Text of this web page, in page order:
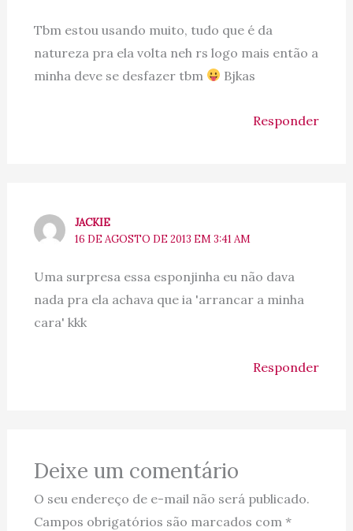
Tbm estou usando muito, tudo que é da
natureza pra ela volta neh rs logo mais então a
minha deve se desfazer tbm
Bjkas
Responder
JACKIE
16 DE AGOSTO DE 2013 EM 3:41 AM
Uma surpresa essa esponjinha eu não dava
nada pra ela achava que ia 'arrancar a minha
cara' kkk
Responder
Deixe um comentário
O seu endereço de e-mail não será publicado.
Campos obrigatórios são marcados com *